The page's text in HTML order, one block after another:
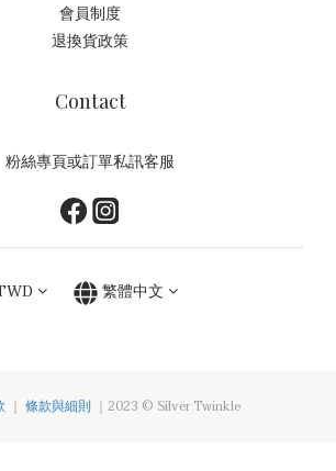
會員制度
退換貨政策
Contact
粉絲專頁或訂單私訊客服
繁體中文
｜ 條款與細則 ｜2023 © Silver Twinkle